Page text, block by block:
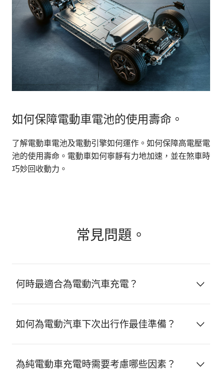
如何保障電動車電池的使用壽命。
了解電動車電池及電動引擎如何運作。如何保障高電壓電
池的使用壽命。電動車如何寧靜有力地加速，並在煞車時
巧妙回收動力。
常見問題。
何時最適合為電動汽車充電？
如何為電動汽車下次出行作最佳準備？
為純電動車充電時需要考慮哪些因素？